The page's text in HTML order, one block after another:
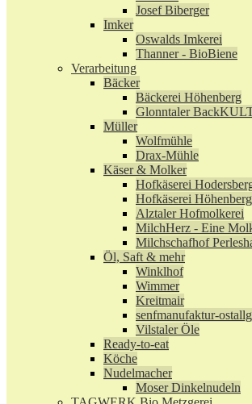
Josef Biberger
Imker
Oswalds Imkerei
Thanner - BioBiene
Verarbeitung
Bäcker
Bäckerei Höhenberg
Glonntaler
Müller
Wolfmühle
Drax-Mühle
Käser & Molker
Hofkäserei
Hofkäserei Höhenberg
Alztaler Hofmolkerei
MilchHerz - Eine
Milchschafhof
Öl, Saft & mehr
Winklhof
Wimmer
Kreitmair
senfmanufaktur-
Vilstaler Öle
Ready-to-eat
Köche
Nudelmacher
Moser Dinkelnudeln